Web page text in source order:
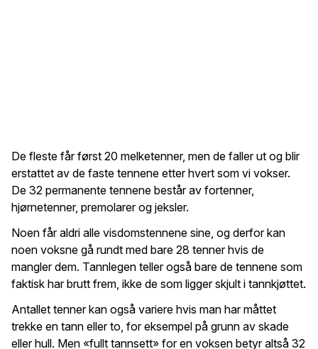
De fleste får først 20 melketenner, men de faller ut og blir
erstattet av de faste tennene etter hvert som vi vokser.
De 32 permanente tennene består av fortenner,
hjørnetenner, premolarer og jeksler.
Noen får aldri alle visdomstennene sine, og derfor kan
noen voksne gå rundt med bare 28 tenner hvis de
mangler dem. Tannlegen teller også bare de tennene som
faktisk har brutt frem, ikke de som ligger skjult i tannkjøttet.
Antallet tenner kan også variere hvis man har måttet
trekke en tann eller to, for eksempel på grunn av skade
eller hull. Men «fullt tannsett» for en voksen betyr altså 32